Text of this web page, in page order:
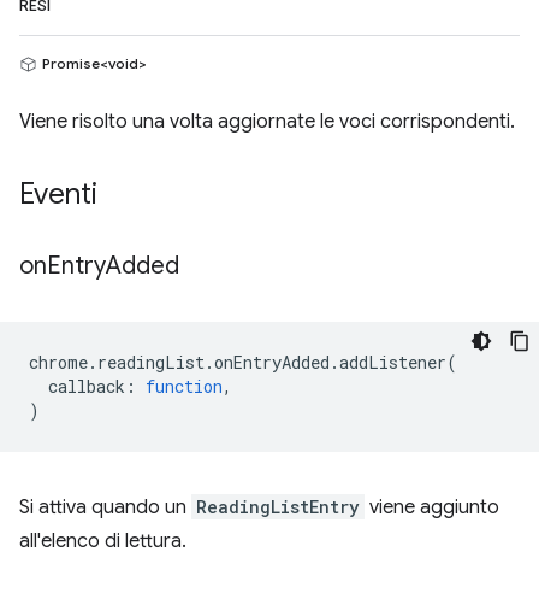
RESI
Promise<void>
Viene risolto una volta aggiornate le voci corrispondenti.
Eventi
onEntryAdded
chrome. readingList .onEntryAdded .addListener(
callback : function,
)
Si attiva quando un ReadingListEntry viene aggiunto
all'elenco di lettura.